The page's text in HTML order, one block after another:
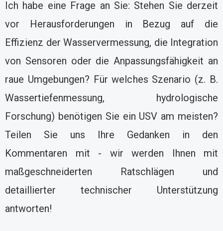
Ich habe eine Frage an Sie: Stehen Sie derzeit
vor Herausforderungen in Bezug auf die
Effizienz der Wasservermessung, die Integration
von Sensoren oder die Anpassungsfähigkeit an
raue Umgebungen? Für welches Szenario (z. B.
Wassertiefenmessung, hydrologische
Forschung) benötigen Sie ein USV am meisten?
Teilen Sie uns Ihre Gedanken in den
Kommentaren mit - wir werden Ihnen mit
maßgeschneiderten Ratschlägen und
detaillierter technischer Unterstützung
antworten!